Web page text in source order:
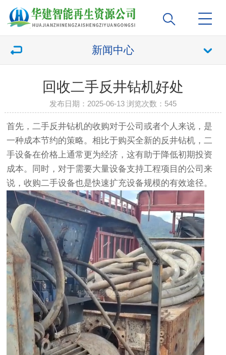
新闻中心
回收二手反井钻机好处
发布日期：2025-06-13 浏览次数： 545
首先，二手反井钻机的收购对于公司或者个人来说，是
一种成本节约的策略。相比于购买全新的反井钻机，二
手设备在价格上通常更为经济，这有助于降低初期投资
成本。同时，对于需要大量设备支持工程项目的公司来
说，收购二手设备也是快速扩充设备规模的有效途径。